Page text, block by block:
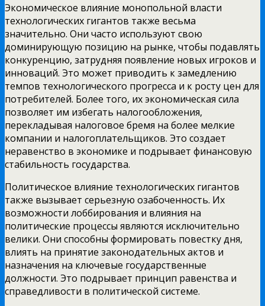
Экономическое влияние монопольной власти
технологических гигантов также весьма
значительно. Они часто используют свою
доминирующую позицию на рынке, чтобы подавлять
конкуренцию, затрудняя появление новых игроков и
инноваций. Это может приводить к замедлению
темпов технологического прогресса и к росту цен для
потребителей. Более того, их экономическая сила
позволяет им избегать налогообложения,
перекладывая налоговое бремя на более мелкие
компании и налогоплательщиков. Это создает
неравенство в экономике и подрывает финансовую
стабильность государства.
Политическое влияние технологических гигантов
также вызывает серьезную озабоченность. Их
возможности лоббирования и влияния на
политические процессы являются исключительно
велики. Они способны формировать повестку дня,
влиять на принятие законодательных актов и
назначения на ключевые государственные
должности. Это подрывает принцип равенства и
справедливости в политической системе.